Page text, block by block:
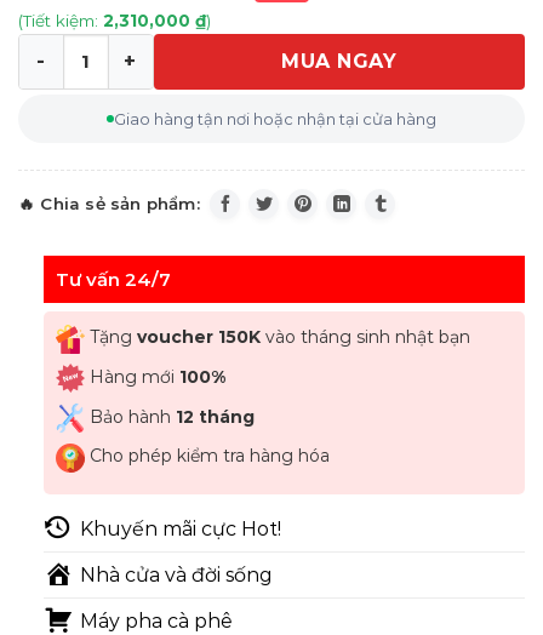
(Tiết kiệm: 2,310,000 ₫)
Máy tạo nước SODA SMEG SKC01BLM màu đen nhám
MUA NGAY
Giao hàng tận nơi hoặc nhận tại cửa hàng
Tư vấn 24/7
Tặng voucher 150Kvào tháng sinh nhật bạn
Hàng mới 100%
Bảo hành 12 tháng
Cho phép kiểm tra hàng hóa
Khuyến mãi cực Hot!
Nhà cửa và đời sống
Máy pha cà phê